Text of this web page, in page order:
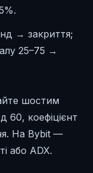
→ закриття;
25–75 →
шостим
60, коефіцієнт
На Bybit —
або ADX.